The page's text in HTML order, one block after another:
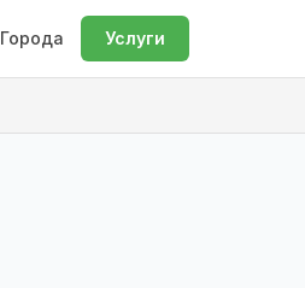
Города Услуги